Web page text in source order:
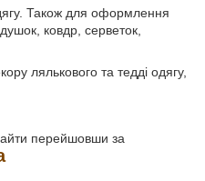
Також для оформлення
ковдр, серветок,
лялькового та тедді одягу,
перейшовши за